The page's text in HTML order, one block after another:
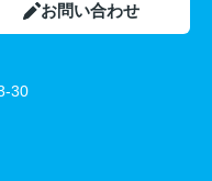
お問い合わせ
30